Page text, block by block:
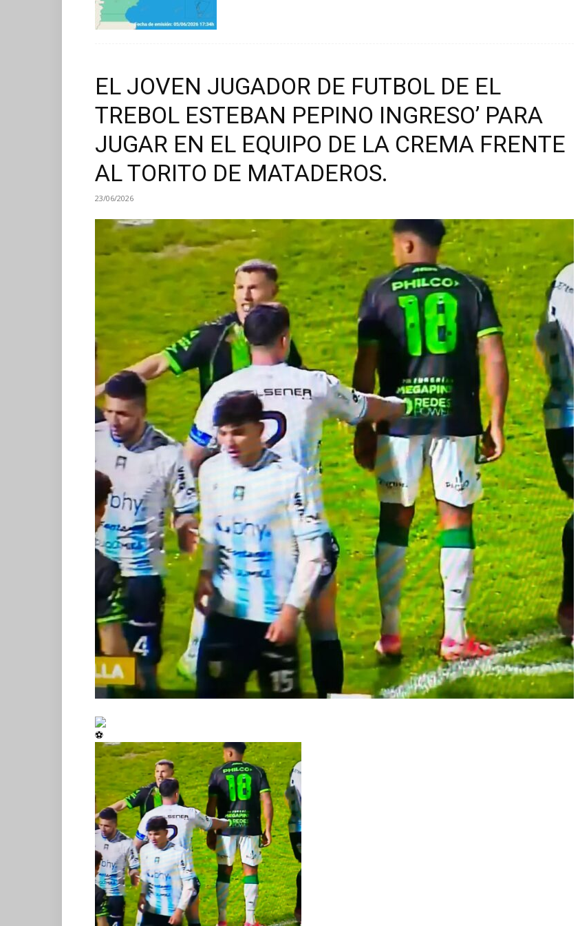
EL JOVEN JUGADOR DE FUTBOL DE EL
TREBOL ESTEBAN PEPINO INGRESO’ PARA
JUGAR EN EL EQUIPO DE LA CREMA FRENTE
AL TORITO DE MATADEROS.
23/06/2026